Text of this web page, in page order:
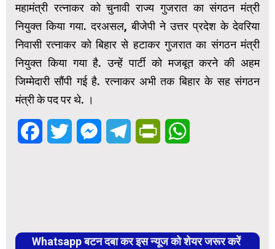
महामंत्री रत्नाकर को चुनावी राज्य गुजरात का संगठन मंत्री
नियुक्त किया गया. दरअसल, बीजेपी ने उत्तर प्रदेश के देवरिया
निवासी रत्नाकर को बिहार से हटाकर गुजरात का संगठन मंत्री
नियुक्त किया गया है. उन्हें पार्टी को मजबूत करने की अहम
जिम्मेदारी सौंपी गई है. रत्नाकर अभी तक बिहार के सह संगठन
मंत्री के पद पर थे. ।
FacebookTwitter MessengerTelegramPrintFriendly
Whatsapp बटन दबा कर इस न्यूज को शेयर जरूर करें